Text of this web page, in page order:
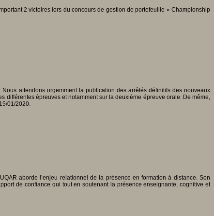
2 victoires lors du concours de gestion de portefeuille « Championship
Nous attendons urgemment la publication des arrêtés définitifs des nouveaux
différentes épreuves et notamment sur la deuxième épreuve orale. De même,
01/2020.
aborde l’enjeu relationnel de la présence en formation à distance. Son
de confiance qui tout en soutenant la présence enseignante, cognitive et